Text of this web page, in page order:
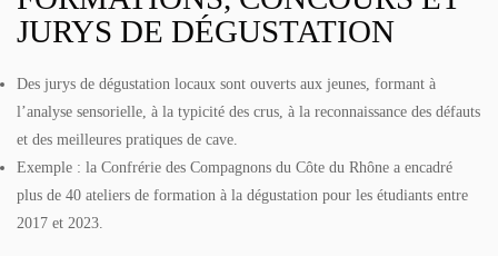
JURYS DE DÉGUSTATION
Des jurys de dégustation locaux sont ouverts aux jeunes, formant à
l’analyse sensorielle, à la typicité des crus, à la reconnaissance des défauts
et des meilleures pratiques de cave.
Exemple : la Confrérie des Compagnons du Côte du Rhône a encadré
plus de 40 ateliers de formation à la dégustation pour les étudiants entre
2017 et 2023.